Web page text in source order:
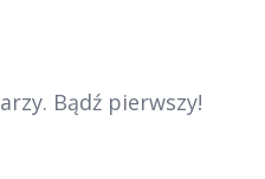
Bądź pierwszy!